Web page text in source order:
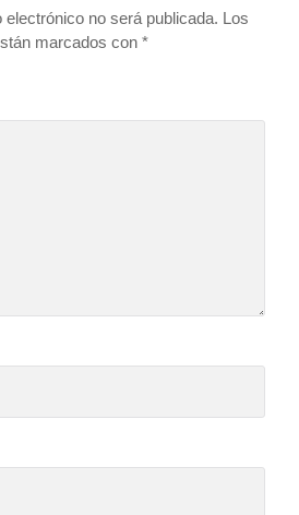
no será publicada. Los
marcados con*